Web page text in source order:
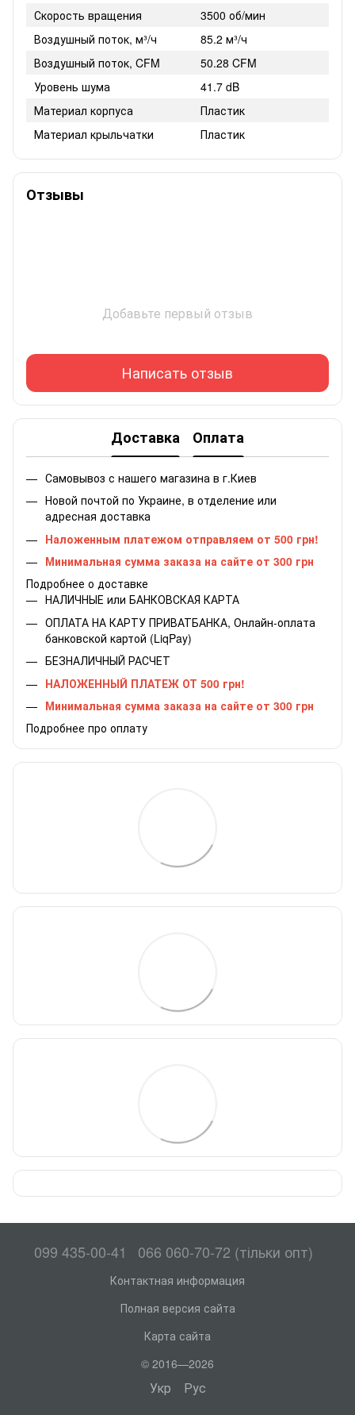
Скорость вращения
3500 об/мин
Воздушный поток, м³/ч
85.2 м³/ч
Воздушный поток, CFM
50.28 CFM
Уровень шума
41.7 dB
Материал корпуса
Пластик
Материал крыльчатки
Пластик
Отзывы
Добавьте первый отзыв
Написать отзыв
Доставка Оплата
Самовывоз с нашего магазина в г.Киев
Новой почтой по Украине, в отделение или
адресная доставка
Наложенным платежом отправляем от 500 грн!
Минимальная сумма заказа на сайте от 300 грн
Подробнее о доставке
НАЛИЧНЫЕ или БАНКОВСКАЯ КАРТА
ОПЛАТА НА КАРТУ ПРИВАТБАНКА, Онлайн-оплата
банковской картой (LiqPay)
БЕЗНАЛИЧНЫЙ РАСЧЕТ
НАЛОЖЕННЫЙ ПЛАТЕЖ ОТ 500 грн!
Минимальная сумма заказа на сайте от 300 грн
Подробнее про оплату
099 435-00-41 066 060-70-72 (тільки опт)
Контактная информация
Полная версия сайта
Карта сайта
© 2016—2026
Укр Рус